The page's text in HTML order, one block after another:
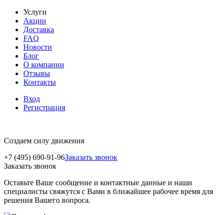
Услуги
Акции
Доставка
FAQ
Новости
Блог
О компании
Отзывы
Контакты
Вход
Регистрация
Создаем силу движения
+7 (495) 690-91-96Заказать звонок
Заказать звонок
Оставьте Ваше сообщение и контактные данные и наши
специалисты свяжутся с Вами в ближайшее рабочее время для
решения Вашего вопроса.